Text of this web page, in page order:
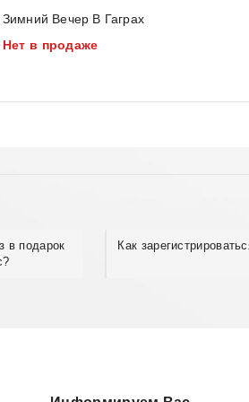
of
Зимний Вечер В Гаграх
Нет в продаже
в подарок
Как